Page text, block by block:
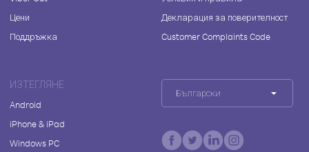
Цени
Поддръжка
Декларация за поверителност
Customer Complaints Code
ИЗТЕГЛЯНЕ
Android
iPhone & iPad
Windows PC
Български